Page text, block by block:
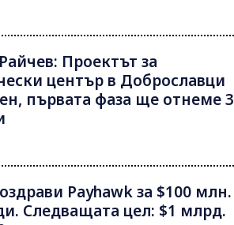
Проектът за
център в Доброславци
първата фаза ще отнеме 3
Payhawk за $100 млн.
Следващата цел: $1 млрд.